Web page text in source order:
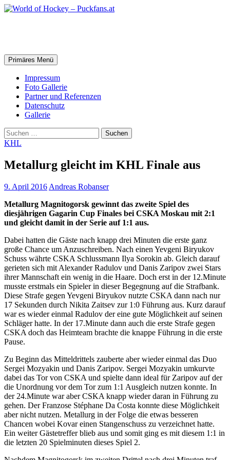
Zum
Suchen
Primäres Menü
Impressum
Foto Gallerie
Partner und Referenzen
Datenschutz
Gallerie
Suchen
nach:
KHL
Metallurg gleicht im KHL Finale aus
9. April 2016 Andreas Robanser
Metallurg Magnitogorsk gewinnt das zweite Spiel des
diesjährigen Gagarin Cup Finales bei CSKA Moskau mit 2:1
und gleicht damit in der Serie auf 1:1 aus.
Dabei hatten die Gäste nach knapp drei Minuten die erste ganz
große Chance um Anzuschreiben. Nach einen Yevgeni Biryukov
Schuss währte CSKA Schlussmann Ilya Sorokin ab. Gleich darauf
gerieten sich mit Alexander Radulov und Danis Zaripov zwei Stars
ihrer Mannschaft ein wenig in die Haare. Doch erst in der 12.Minute
musste erstmals ein Spieler in dieser Begegnung auf die Strafbank.
Diese Strafe gegen Yevgeni Biryukov nutzte CSKA dann nach nur
17 Sekunden durch Nikita Zaitsev zur 1:0 Führung aus. Kurz darauf
war es wieder einmal Radulov der eine gute Möglichkeit auf seinen
Schläger hatte. In der 17.Minute dann auch die erste Strafe gegen
CSKA doch das Heimteam brachte die knappe Führung in die erste
Pause.
Zu Beginn das Mitteldrittels zauberte aber wieder einmal das Duo
Sergei Mozyakin und Danis Zaripov. Sergei Mozyakin umkurvte
dabei das Tor von CSKA und spielte dann ideal für Zaripov auf der
die Unordnung vor dem Tor zum 1:1 Ausgleich nutzen konnte. In
der 24.Minute war aber CSKA knapp wieder daran in Führung zu
gehen. Der Franzose Stéphane Da Costa konnte diese Möglichkeit
aber nicht nutzen. Metallurg in der Folge die etwas besseren
Chancen wobei Kovar einen Stangenschuss zu verzeichnet hatte.
Ein weiter Gästetreffer blieb aus und somit ging es mit diesem 1:1 in
die letzten 20 Spielminuten dieses Spiel 2.